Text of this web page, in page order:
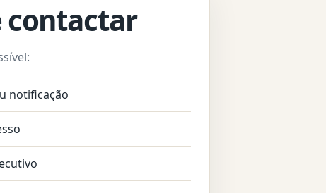
contactar
notificação